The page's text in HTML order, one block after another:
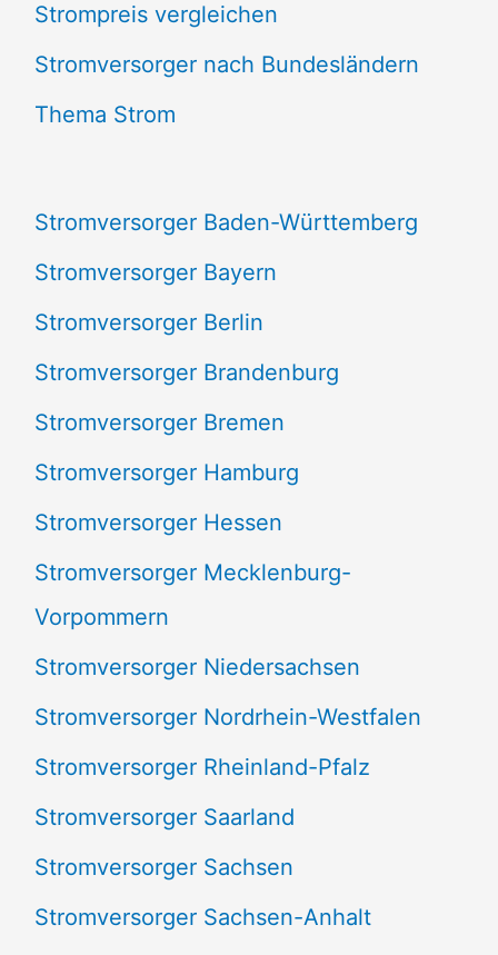
h
e
n
h
:
Strompreis vergleichen
Stromversorger nach Bundesländern
Thema Strom
Stromversorger Baden-Württemberg
Stromversorger Bayern
Stromversorger Berlin
Stromversorger Brandenburg
Stromversorger Bremen
Stromversorger Hamburg
Stromversorger Hessen
Stromversorger Mecklenburg-
Vorpommern
Stromversorger Niedersachsen
Stromversorger Nordrhein-Westfalen
Stromversorger Rheinland-Pfalz
Stromversorger Saarland
Stromversorger Sachsen
Stromversorger Sachsen-Anhalt